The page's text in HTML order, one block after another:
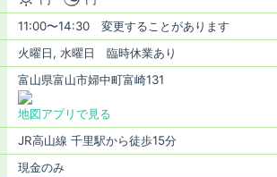
11:00〜14:30 変更することがあります
火曜日, 水曜日 臨時休業あり
富山県富山市婦中町富崎131
地図アプリで見る
JR高山線 千里駅から徒歩15分
現金のみ